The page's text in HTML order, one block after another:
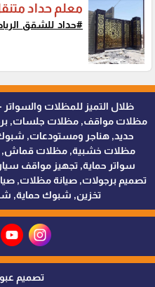
معلم حداد
مظلات مواقف, مظلات جلسات,
حديد, هناجر ومستودعات,
مظلات خشبية, مظلات قماش,
سواتر حماية, تجهيز مواقف
تصميم برجولات, صيانة مظلات,
تخزين, شبوك حماية,
تصميم